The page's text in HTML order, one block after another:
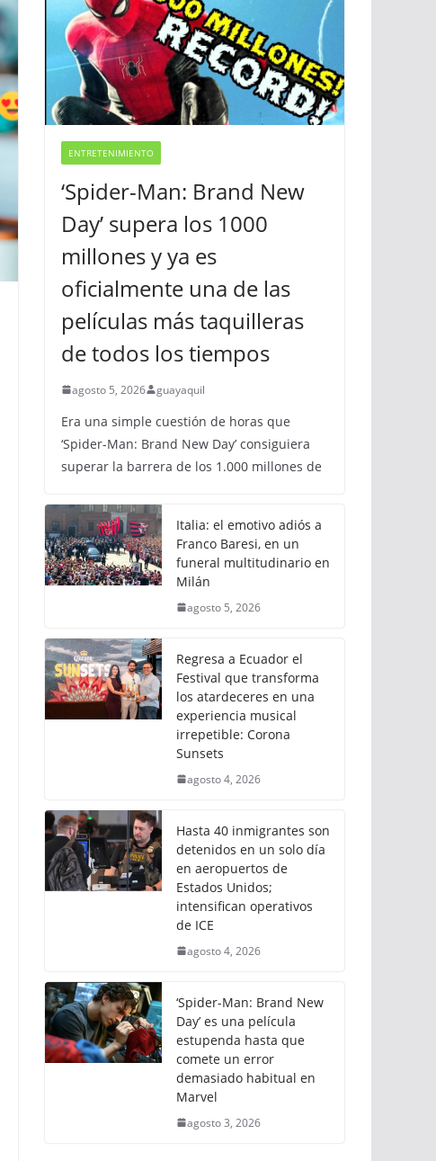
ENTRETENIMIENTO
‘Spider-Man: Brand New
Day’ supera los 1000
millones y ya es
oficialmente una de las
películas más taquilleras
de todos los tiempos
agosto 5, 2026 guayaquil
Era una simple cuestión de horas que
‘Spider-Man: Brand New Day’ consiguiera
superar la barrera de los 1.000 millones de
Italia: el emotivo adiós a
Franco Baresi, en un
funeral multitudinario en
Milán
agosto 5, 2026
Regresa a Ecuador el
Festival que transforma
los atardeceres en una
experiencia musical
irrepetible: Corona
Sunsets
agosto 4, 2026
Hasta 40 inmigrantes son
detenidos en un solo día
en aeropuertos de
Estados Unidos;
intensifican operativos
de ICE
agosto 4, 2026
‘Spider-Man: Brand New
Day’ es una película
estupenda hasta que
comete un error
demasiado habitual en
Marvel
agosto 3, 2026